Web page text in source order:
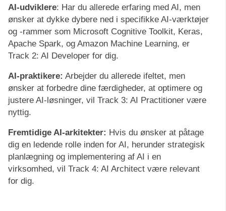
AI-udviklere: Har du allerede erfaring med AI, men
ønsker at dykke dybere ned i specifikke AI-værktøjer
og -rammer som Microsoft Cognitive Toolkit, Keras,
Apache Spark, og Amazon Machine Learning, er
Track 2: AI Developer for dig.
AI-praktikere: Arbejder du allerede ifeltet, men
ønsker at forbedre dine færdigheder, at optimere og
justere AI-løsninger, vil Track 3: AI Practitioner være
nyttig.
Fremtidige AI-arkitekter: Hvis du ønsker at påtage
dig en ledende rolle inden for AI, herunder strategisk
planlægning og implementering af AI i en
virksomhed, vil Track 4: AI Architect være relevant
for dig.